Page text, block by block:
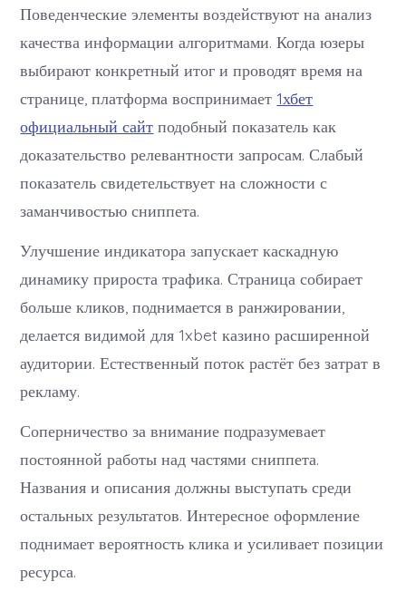
Поведенческие элементы воздействуют на анализ
качества информации алгоритмами. Когда юзеры
выбирают конкретный итог и проводят время на
странице, платформа воспринимает 1хбет
официальный сайт подобный показатель как
доказательство релевантности запросам. Слабый
показатель свидетельствует на сложности с
заманчивостью сниппета.
Улучшение индикатора запускает каскадную
динамику прироста трафика. Страница собирает
больше кликов, поднимается в ранжировании,
делается видимой для 1xbet казино расширенной
аудитории. Естественный поток растёт без затрат в
рекламу.
Соперничество за внимание подразумевает
постоянной работы над частями сниппета.
Названия и описания должны выступать среди
остальных результатов. Интересное оформление
поднимает вероятность клика и усиливает позиции
ресурса.